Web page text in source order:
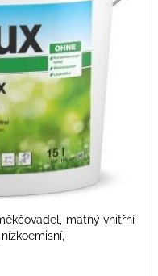
matný vnitřní